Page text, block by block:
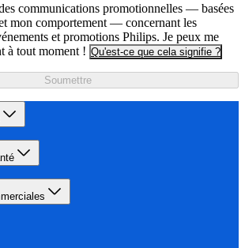
communications promotionnelles — basées
mon comportement — concernant les
et promotions Philips. Je peux me
à tout moment ! Qu'est-ce que cela signifie ?
Soumettre